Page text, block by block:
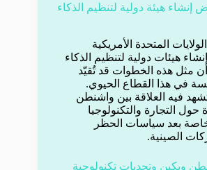
إنشاء هيئة دولية لتنظيم الذكاء
المتحدة الأمريكية
هيئات دولية لتنظيم الذكاء
مثل هذه الخطوات قد تُقيّد
في هذا القطاع الحيوي.
فيه العلاقة بين واشنطن
التجارة والتكنولوجيا
خاصة بعد سياسات الحظر
الصينية.
وبكين وتحديات تكنولوجية